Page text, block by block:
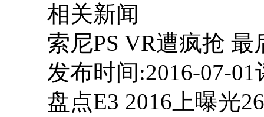
相关新闻
索尼PS VR遭疯抢
发布时间:2016-07-01
盘点E3 2016上曝光